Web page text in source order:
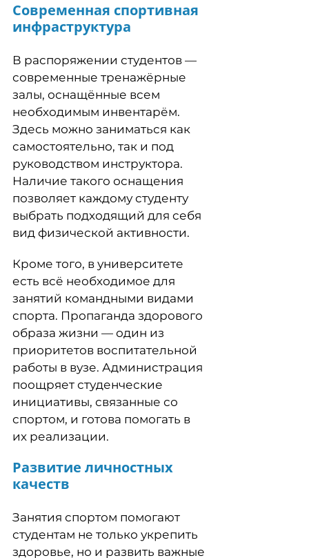
Современная спортивная
инфраструктура
В распоряжении студентов —
современные тренажёрные
залы, оснащённые всем
необходимым инвентарём.
Здесь можно заниматься как
самостоятельно, так и под
руководством инструктора.
Наличие такого оснащения
позволяет каждому студенту
выбрать подходящий для себя
вид физической активности.
Кроме того, в университете
есть всё необходимое для
занятий командными видами
спорта. Пропаганда здорового
образа жизни — один из
приоритетов воспитательной
работы в вузе. Администрация
поощряет студенческие
инициативы, связанные со
спортом, и готова помогать в
их реализации.
Развитие личностных
качеств
Занятия спортом помогают
студентам не только укрепить
здоровье, но и развить важные